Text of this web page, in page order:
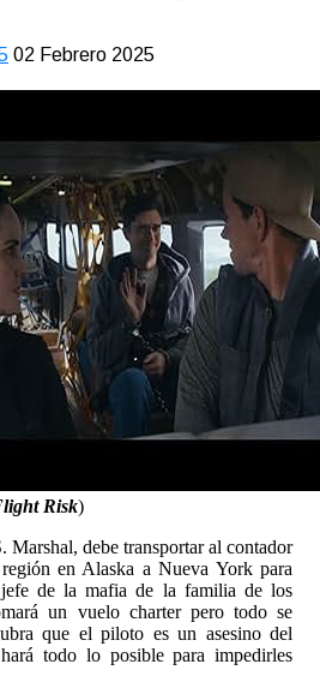
02 Febrero 2025
Risk)
debe transportar al contador
en Alaska a Nueva York para
de la mafia de la familia de los
un vuelo charter pero todo se
que el piloto es un asesino del
todo lo posible para impedirles